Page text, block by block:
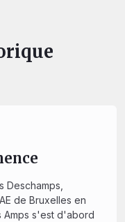
Deschamps,
de Bruxelles en
Amps s'est d'abord